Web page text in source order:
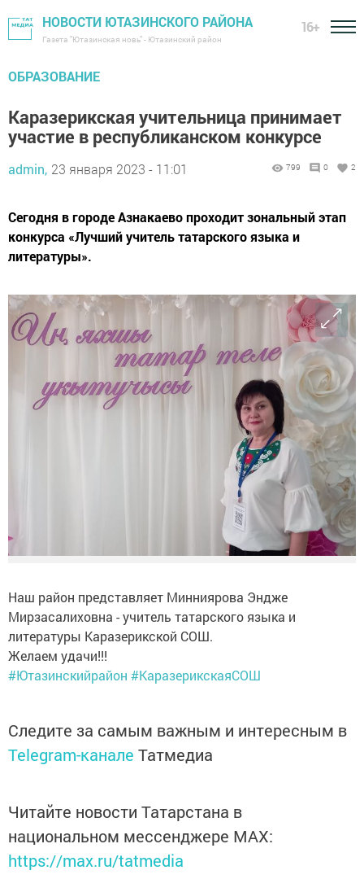
НОВОСТИ ЮТАЗИНСКОГО РАЙОНА
Газета "Ютазинская новь" - Ютазинский район
16+
ОБРАЗОВАНИЕ
Каразерикская учительница принимает
участие в республиканском конкурсе
admin, 23 января 2023 - 11:01 799 0 2
Сегодня в городе Азнакаево проходит зональный этап
конкурса «Лучший учитель татарского языка и
литературы».
Наш район представляет Минниярова Эндже
Мирзасалиховна - учитель татарского языка и
литературы Каразерикской СОШ.
Желаем удачи!!!
#Ютазинскийрайон #КаразерикскаяСОШ
Следите за самым важным и интересным в
Telegram-канале Татмедиа
Читайте новости Татарстана в
национальном мессенджере MАХ:
https://max.ru/tatmedia